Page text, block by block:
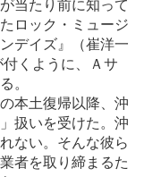
当たり前に知って
ロック・ミュージ
デイズ』（崔洋一
くように、Ａサ
。
本土復帰以降、沖
扱いを受けた。沖
ない。そんな彼ら
者を取り締まるた